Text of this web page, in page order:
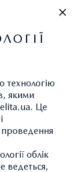
технологію
якими
Це
проведення
облік
ведеться,